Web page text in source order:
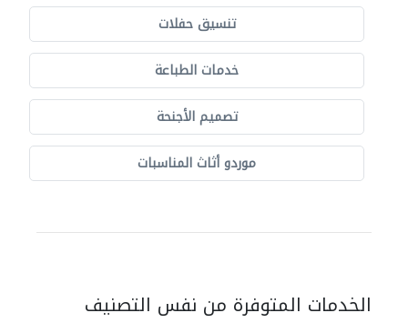
تنسيق حفلات
خدمات الطباعة
تصميم الأجنحة
موردو أثاث المناسبات
الخدمات المتوفرة من نفس التصنيف